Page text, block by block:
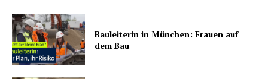
Bauleiterin in München: Frauen auf
dem Bau